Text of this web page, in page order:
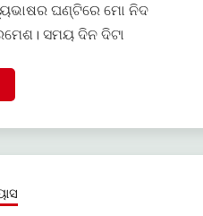
ଘଣ୍ଟିରେ ମୋ ନିଦ
ସମୟ ଦିନ ଦିଟା